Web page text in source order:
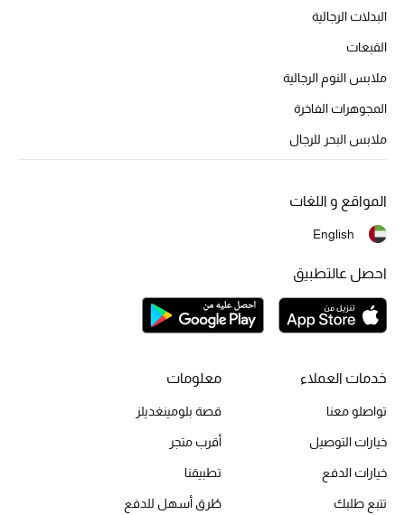
ركن الفخامة
جميع الأحذية النسائية
جميع الحقائب النسائية
جميع الإكسسورات النسائية
موضة نسائية
تسوقوا للنساء
الموسم الجديد
الحقائب النسائية
البدلات الرجالية
القبعات
ملابس النوم الرجالية
المجوهرات الفاخرة
ملابس البحر للرجال
خدمات العملاء
تواصلو معنا
خيارات التوصيل
خيارات الدفع
تتبع طلبك
معلومات
قصة بلومينغديلز
أقرب متجر
تطبيقنا
طُرق أسهل للدفع
المواقع و اللغات
English
احصل عالتطبيق